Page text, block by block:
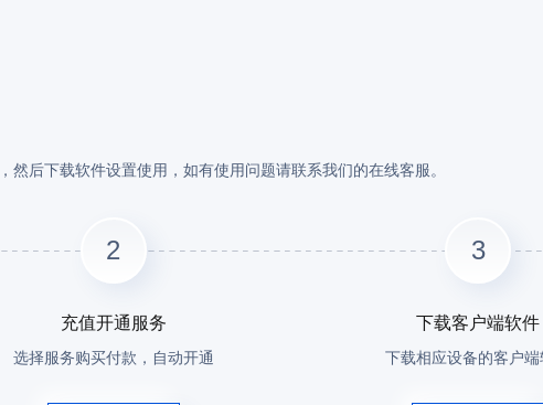
后下载软件设置使用，如有使用问题请联系我们的在线客服。
2
充值开通服务
选择服务购买付款，自动开通
3
下载客户端软件
下载相应设备的客户